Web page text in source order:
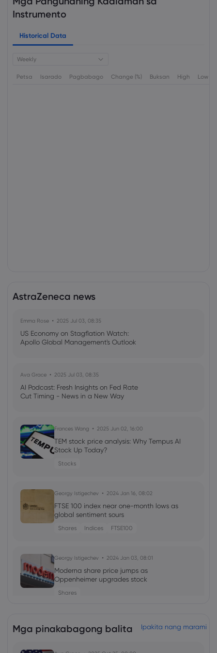
Instrumento
Historical Data
Weekly
Petsa Isarado Pagbabago Change (%) Buksan High Low
AstraZeneca news
Emma Rose 2025 Jul 03, 08:35
US Economy on Stagflation Watch:
Apollo Global Management's Outlook
Ava Grace 2025 Jul 03, 08:35
AI Podcast: Fresh Insights on Fed Rate
Cut Timing - News in a New Way
Frances Wang 2025 Jun 02, 16:00
TEM stock price analysis: Why Tempus AI
Stock Up Today?
Stocks
Georgy Istigechev 2024 Jan 16, 08:02
FTSE 100 index near one-month lows as
global sentiment sours
Shares Indices FTSE100
Georgy Istigechev 2024 Jan 03, 08:01
Moderna share price jumps as
Oppenheimer upgrades stock
Shares
Week ahead: RBA poised to hike?
Mga pinakabagong balita Ipakita nang marami